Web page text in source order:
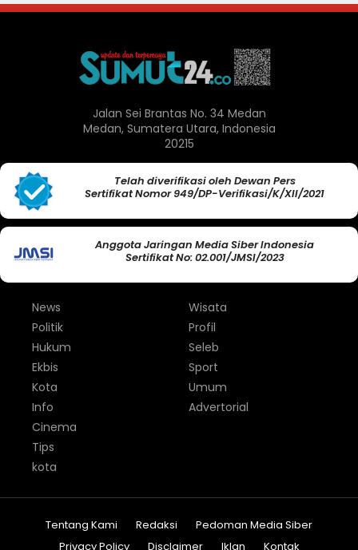
Jalan Sei Brantas No. 34 Medan
Medan, Sumatera Utara, Indonesia
20215
Telah diverifikasi oleh Dewan Pers
Sertifikat Nomor 949/DP-Verifikasi/K/XII/2021
Anggota Jaringan Media Siber Indonesia
Sertifikat No: 02.001/JMSI/2023
News
Politik
Hukum
Ekbis
Kota
Info
Wisata
Profil
Seleb
Sport
Umum
Advertorial
Cinema
Tips
kota
Tentang Kami Redaksi
Pedoman Media Siber
Privacy Policy
Disclaimer Iklan Kontak